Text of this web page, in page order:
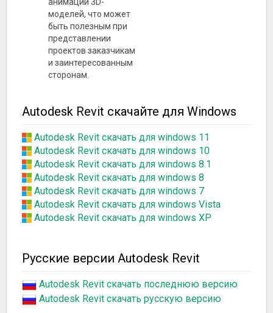
моделей, что может
быть полезным при
представлении
проектов заказчикам
и заинтересованным
сторонам.
Autodesk Revit скачайте для Windows
Autodesk Revit скачать для windows 11
Autodesk Revit скачать для windows 10
Autodesk Revit скачать для windows 8.1
Autodesk Revit скачать для windows 8
Autodesk Revit скачать для windows 7
Autodesk Revit скачать для windows Vista
Autodesk Revit скачать для windows XP
Русские версии Autodesk Revit
Autodesk Revit скачать последнюю версию
Autodesk Revit скачать русскую версию